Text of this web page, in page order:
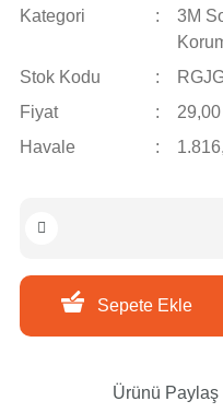
Kategori 3M
Stok Kodu
Fiyat
Havale
Sepete Ekle
Ürünü Paylaş